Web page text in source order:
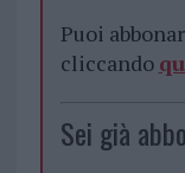
Puoi
cliccando
Sei già